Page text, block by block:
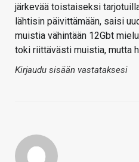
järkevää toistaiseksi
lähtisin päivittämään, saisi
muistia vähintään 12Gbt
toki riittävästi muistia, mutta
Kirjaudu sisään vastataksesi